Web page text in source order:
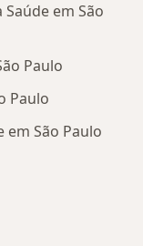
em São
Paulo
Paulo
em São Paulo